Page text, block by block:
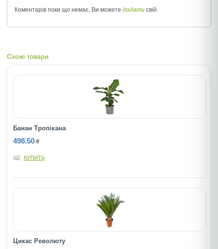
Коментарів поки що немає, Ви можете додати свій.
Схожі товари
Банан Тропікана
498.50 ₴
КУПИТЬ
Цикас Революту